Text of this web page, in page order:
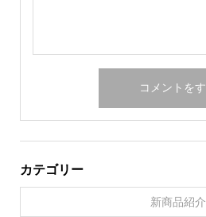
カテゴリー
新商品紹介